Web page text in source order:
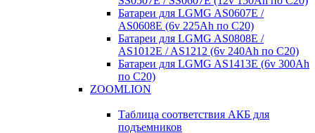
Батареи для LGMG AS0607E /
AS0608E (6v 225Ah по С20)
Батареи для LGMG AS0808E /
AS1012E / AS1212 (6v 240Ah по С20)
Батареи для LGMG AS1413E (6v 300Ah
по С20)
ZOOMLION
Таблица соответствия АКБ для
подъемников